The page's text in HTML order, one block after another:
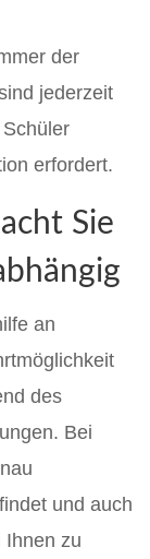
der
jederzeit
erfordert.
Sie
an
des
Bei
und auch
Ihnen zu